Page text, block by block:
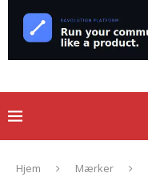
Hjem Mærker